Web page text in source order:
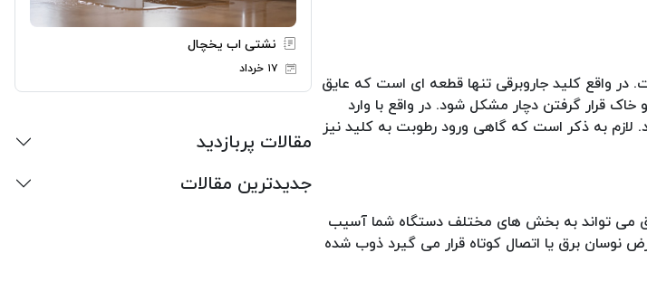
واقع کلید جاروبرقی تنها قطعه ای است که عایق
قرار گرفتن دچار مشکل شود. در واقع با وارد
به ذکر است که گاهی ورود رطوبت به کلید نیز
می تواند به بخش های مختلف دستگاه شما آسیب
نوسان برق یا اتصال کوتاه قرار می گیرد ذوب شده
نشتی اب یخچال
۱۷ خرداد
مقالات پربازدید
جدیدترین مقالات